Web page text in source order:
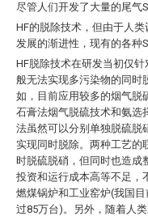
尽管人们开发了大量的尾气
HF的脱除技术，但由于人
发展的渐进性，现有的各种
HF脱除技术在研发当初仅
般无法实现多污染物的同时
如，目前应用较多的烟气脱
石膏法烟气脱硫技术和氨选
法虽然可以分别单独脱硫脱
实现同时脱除。两种工艺的
时脱硫脱硝，但同时也造成
投资和运行成本高等不足，
燃煤锅炉和工业窑炉(我国
过85万台)。另外，随着人